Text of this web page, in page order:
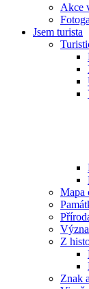
Akce
Jsem turista
Mapa
Z
Znak